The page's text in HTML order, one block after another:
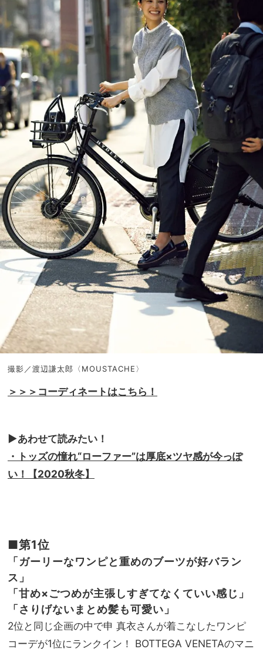
撮影／渡辺謙太郎〈MOUSTACHE〉
＞＞＞コーディネートはこちら！
▶︎あわせて読みたい！
・トッズの憧れ“ローファー”は厚底×ツヤ感が今っぽ
い！【2020秋冬】
■第1位
「ガーリーなワンピと重めのブーツが好バラン
ス」
「甘め×ごつめが主張しすぎてなくていい感じ」
「さりげないまとめ髪も可愛い 」
2位と同じ企画の中で申 真衣さんが着こなしたワンピ
コーデが1位にランクイン！ BOTTEGA VENETAのマニ